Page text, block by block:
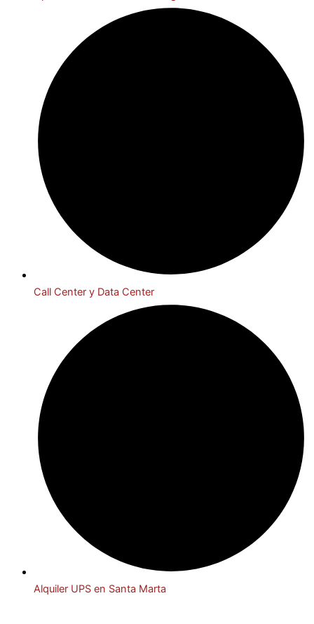
Call Center y Data Center
Alquiler UPS en Santa Marta